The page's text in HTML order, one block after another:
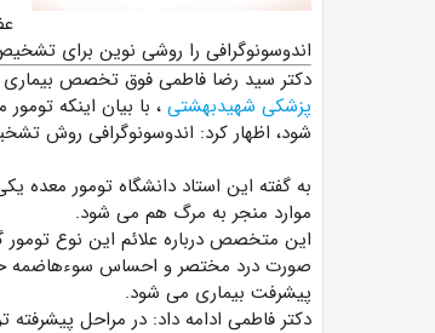
اندوسونوگرافی را روشی نوین برای
دکتر سید رضا فاطمی فوق تخصص بیماری
پزشکی شهیدبهشتی ، با بیان اینکه
شود، اظهار کرد: اندوسونوگرافی روش
به گفته این استاد دانشگاه تومور معده
موارد منجر به مرگ هم می شود.
این متخصص درباره علائم این نوع
صورت درد مختصر و احساس سوءهاضمه
پیشرفت بیماری می شود.
دکتر فاطمی ادامه داد: در مراحل